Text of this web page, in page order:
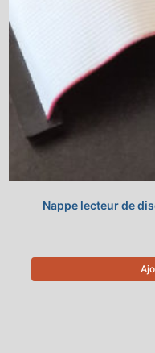
Nappe lecteur de